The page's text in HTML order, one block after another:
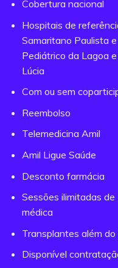
Cobertura nacional
Hospitais de
Samaritano Paulista
Pediátrico da Lagoa
Lúcia
Com ou sem
Reembolso
Telemedicina Amil
Amil Ligue Saúde
Desconto farmácia
Sessões ilimitadas
médica
Transplantes além
Disponível